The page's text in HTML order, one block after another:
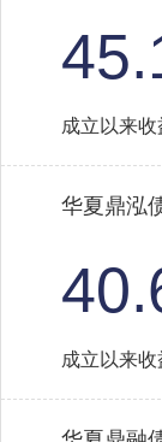
成立以来收
华夏鼎泓
成立以来收